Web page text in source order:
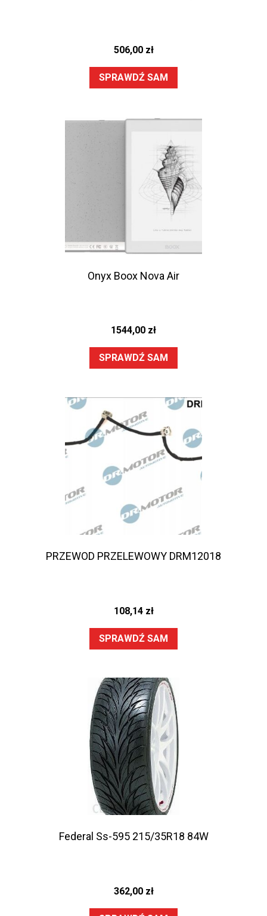
506,00 zł
SPRAWDŹ SAM
Onyx Boox Nova Air
1544,00 zł
SPRAWDŹ SAM
PRZEWOD PRZELEWOWY DRM12018
108,14 zł
SPRAWDŹ SAM
Federal Ss-595 215/35R18 84W
362,00 zł